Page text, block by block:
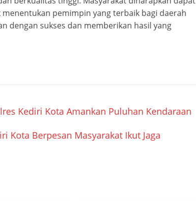
pemimpin yang terbaik bagi daerah
dengan sukses dan memberikan hasil yang
Kediri Kota Amankan Puluhan Kendaraan
Kota Berpesan Masyarakat Ikut Jaga